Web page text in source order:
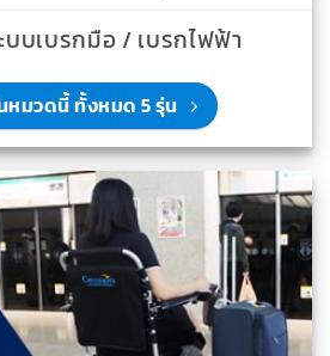
บบเบรกมือ / เบรกไฟฟ้า
หมวดนี้ ทั้งหมด 5 รุ่น